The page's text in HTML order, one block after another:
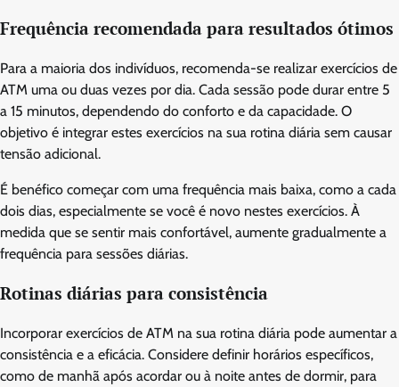
Frequência recomendada para resultados ótimos
Para a maioria dos indivíduos, recomenda-se realizar exercícios de
ATM uma ou duas vezes por dia. Cada sessão pode durar entre 5
a 15 minutos, dependendo do conforto e da capacidade. O
objetivo é integrar estes exercícios na sua rotina diária sem causar
tensão adicional.
É benéfico começar com uma frequência mais baixa, como a cada
dois dias, especialmente se você é novo nestes exercícios. À
medida que se sentir mais confortável, aumente gradualmente a
frequência para sessões diárias.
Rotinas diárias para consistência
Incorporar exercícios de ATM na sua rotina diária pode aumentar a
consistência e a eficácia. Considere definir horários específicos,
como de manhã após acordar ou à noite antes de dormir, para